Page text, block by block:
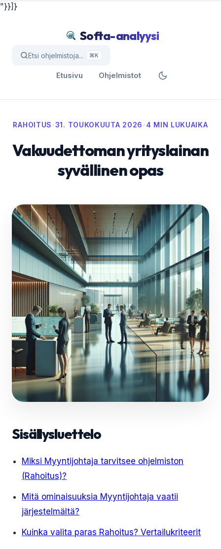
"}}]}
Softa-analyysi
Etsi ohjelmistoja... ⌘K
Etusivu Ohjelmistot
RAHOITUS•31. TOUKOKUUTA 2026•4 MIN LUKUAIKA
Vakuudettoman yrityslainan
syvällinen opas
Sisällysluettelo
Miksi Myyntijohtaja tarvitsee ohjelmiston
(Rahoitus)?
Mitä ominaisuuksia Myyntijohtaja vaatii
järjestelmältä?
Kuinka valita paras Rahoitus? Vertailukriteerit